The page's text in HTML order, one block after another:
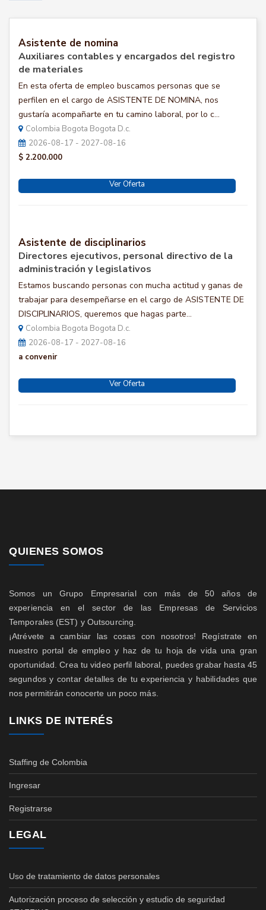
Asistente de nomina
Auxiliares contables y encargados del registro
de materiales
En esta oferta de empleo buscamos personas que se
perfilen en el cargo de ASISTENTE DE NOMINA, nos
gustaría acompañarte en tu camino laboral, por lo c...
Colombia Bogota Bogota D.c.
2026-08-17 - 2027-08-16
$ 2.200.000
Ver Oferta
Asistente de disciplinarios
Directores ejecutivos, personal directivo de la
administración y legislativos
Estamos buscando personas con mucha actitud y ganas de
trabajar para desempeñarse en el cargo de ASISTENTE DE
DISCIPLINARIOS, queremos que hagas parte...
Colombia Bogota Bogota D.c.
2026-08-17 - 2027-08-16
a convenir
Ver Oferta
QUIENES SOMOS
Somos un Grupo Empresarial con más de 50 años de
experiencia en el sector de las Empresas de Servicios
Temporales (EST) y Outsourcing.
¡Atrévete a cambiar las cosas con nosotros! Regístrate en
nuestro portal de empleo y haz de tu hoja de vida una gran
oportunidad. Crea tu video perfil laboral, puedes grabar hasta 45
segundos y contar detalles de tu experiencia y habilidades que
nos permitirán conocerte un poco más.
LINKS DE INTERÉS
Staffing de Colombia
Ingresar
Registrarse
LEGAL
Uso de tratamiento de datos personales
Autorización proceso de selección y estudio de seguridad